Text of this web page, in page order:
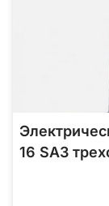
16 SA3